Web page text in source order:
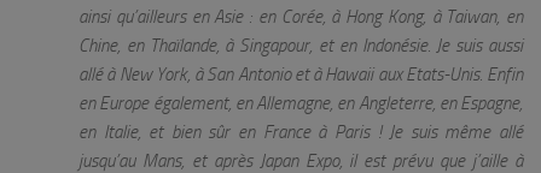
ainsi qu’ailleurs en Asie : en Corée, à Hong Kong, à Taiwan, en
Chine, en Thaïlande, à Singapour, et en Indonésie. Je suis aussi
allé à New York, à San Antonio et à Hawaii aux Etats-Unis. Enfin
en Europe également, en Allemagne, en Angleterre, en Espagne,
en Italie, et bien sûr en France à Paris ! Je suis même allé
jusqu’au Mans, et après Japan Expo, il est prévu que j’aille à